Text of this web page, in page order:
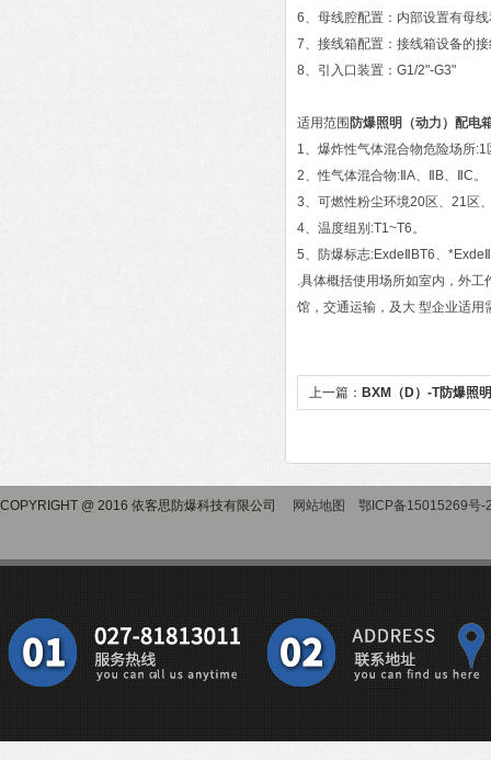
6、母线腔配置：内部设置有母
7、接线箱配置：接线箱设备的
8、引入口装置：G1/2"-G3"
适用范围 防爆照明（动力）配电
1、爆炸性气体混合物危险场所:1
2、性气体混合物:ⅡA、ⅡB、ⅡC。
3、可燃性粉尘环境20区、21区
4、温度组别:T1~T6。
5、防爆标志:ExdeⅡBT6、
.具体概括使用场所如室内，外
馆，交通运输，及大 型企业适用
上一篇： BXM（D）-T防爆照
COPYRIGHT @ 2016 依客思防爆科技有限公司 网站地图 鄂ICP备15015269号-